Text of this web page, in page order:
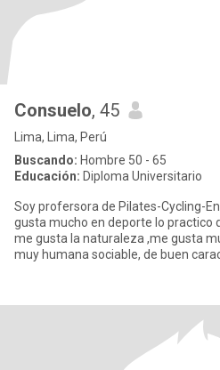
Consuelo, 45
Lima, Lima, Perú
Buscando: Hombre 50 - 65
Educación: Diploma Universitario
Soy profersora de Pilates-Cycling-
gusta mucho en deporte lo practico
me gusta la naturaleza ,me gusta
muy humana sociable, de buen